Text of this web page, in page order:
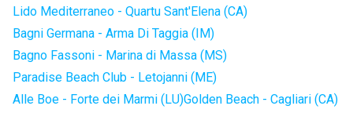
Lido Mediterraneo - Quartu Sant'Elena (CA)
Bagni Germana - Arma Di Taggia (IM)
Bagno Fassoni - Marina di Massa (MS)
Paradise Beach Club - Letojanni (ME)
Alle Boe - Forte dei Marmi (LU)Golden Beach - Cagliari (CA)